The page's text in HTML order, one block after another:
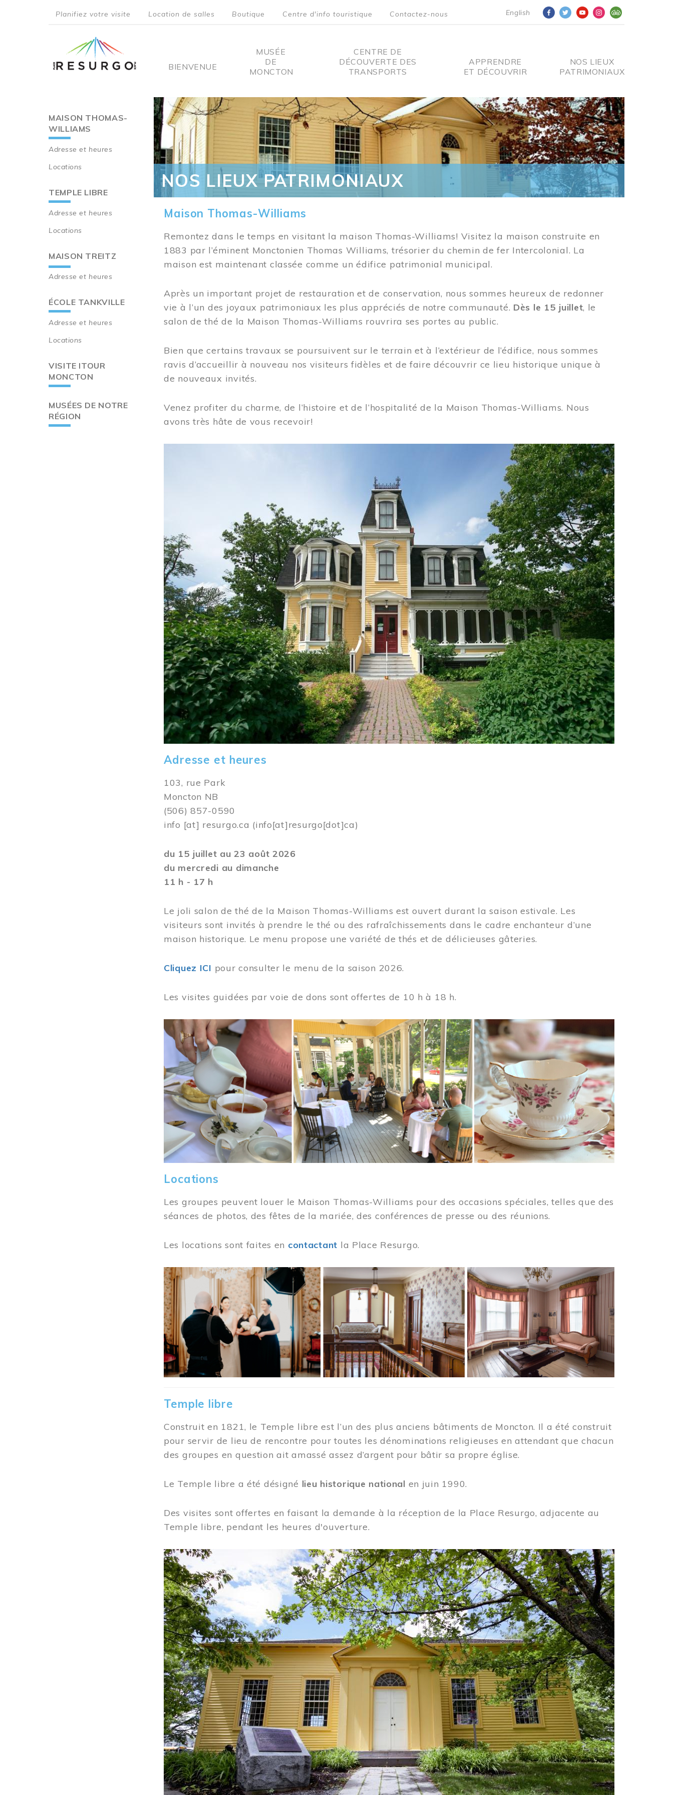
English
menu
Planifiez votre visite Location de salles Boutique Centre d'info touristique Contactez-nous
Main
BIENVENUE
MUSÉE
DE
MONCTON
CENTRE DE
DÉCOUVERTE DES
TRANSPORTS
APPRENDRE
ET DÉCOUVRIR
NOS LIEUX
PATRIMONIAUX
Main
navigation
MAISON THOMAS-
WILLIAMS
Adresse et heures
Locations
TEMPLE LIBRE
Adresse et heures
Locations
MAISON TREITZ
Adresse et heures
ÉCOLE TANKVILLE
Adresse et heures
Locations
VISITE ITOUR
MONCTON
MUSÉES DE NOTRE
RÉGION
NOS LIEUX PATRIMONIAUX
Maison Thomas-Williams
Remontez dans le temps en visitant la maison Thomas-Williams! Visitez la maison construite en
1883 par l’éminent Monctonien Thomas Williams, trésorier du chemin de fer Intercolonial. La
maison est maintenant classée comme un édifice patrimonial municipal.
Après un important projet de restauration et de conservation, nous sommes heureux de redonner
vie à l’un des joyaux patrimoniaux les plus appréciés de notre communauté. Dès le 15 juillet, le
salon de thé de la Maison Thomas-Williams rouvrira ses portes au public.
Bien que certains travaux se poursuivent sur le terrain et à l’extérieur de l’édifice, nous sommes
ravis d’accueillir à nouveau nos visiteurs fidèles et de faire découvrir ce lieu historique unique à
de nouveaux invités.
Venez profiter du charme, de l’histoire et de l’hospitalité de la Maison Thomas-Williams. Nous
avons très hâte de vous recevoir!
Adresse et heures
103, rue Park
Moncton NB
(506) 857-0590
info [at] resurgo.ca (info[at]resurgo[dot]ca)
du 15 juillet au 23 août 2026
du mercredi au dimanche
11 h - 17 h
Le joli salon de thé de la Maison Thomas-Williams est ouvert durant la saison estivale. Les
visiteurs sont invités à prendre le thé ou des rafraîchissements dans le cadre enchanteur d’une
maison historique. Le menu propose une variété de thés et de délicieuses gâteries.
Cliquez ICI pour consulter le menu de la saison 2026.
Les visites guidées par voie de dons sont offertes de 10 h à 18 h.
Image
Locations
Les groupes peuvent louer le Maison Thomas-Williams pour des occasions spéciales, telles que des
séances de photos, des fêtes de la mariée, des conférences de presse ou des réunions.
Les locations sont faites en contactant la Place Resurgo.
Image
Temple libre
Construit en 1821, le Temple libre est l’un des plus anciens bâtiments de Moncton. Il a été construit
pour servir de lieu de rencontre pour toutes les dénominations religieuses en attendant que chacun
des groupes en question ait amassé assez d’argent pour bâtir sa propre église.
Le Temple libre a été désigné lieu historique national en juin 1990.
Des visites sont offertes en faisant la demande à la réception de la Place Resurgo, adjacente au
Temple libre, pendant les heures d'ouverture.
Image